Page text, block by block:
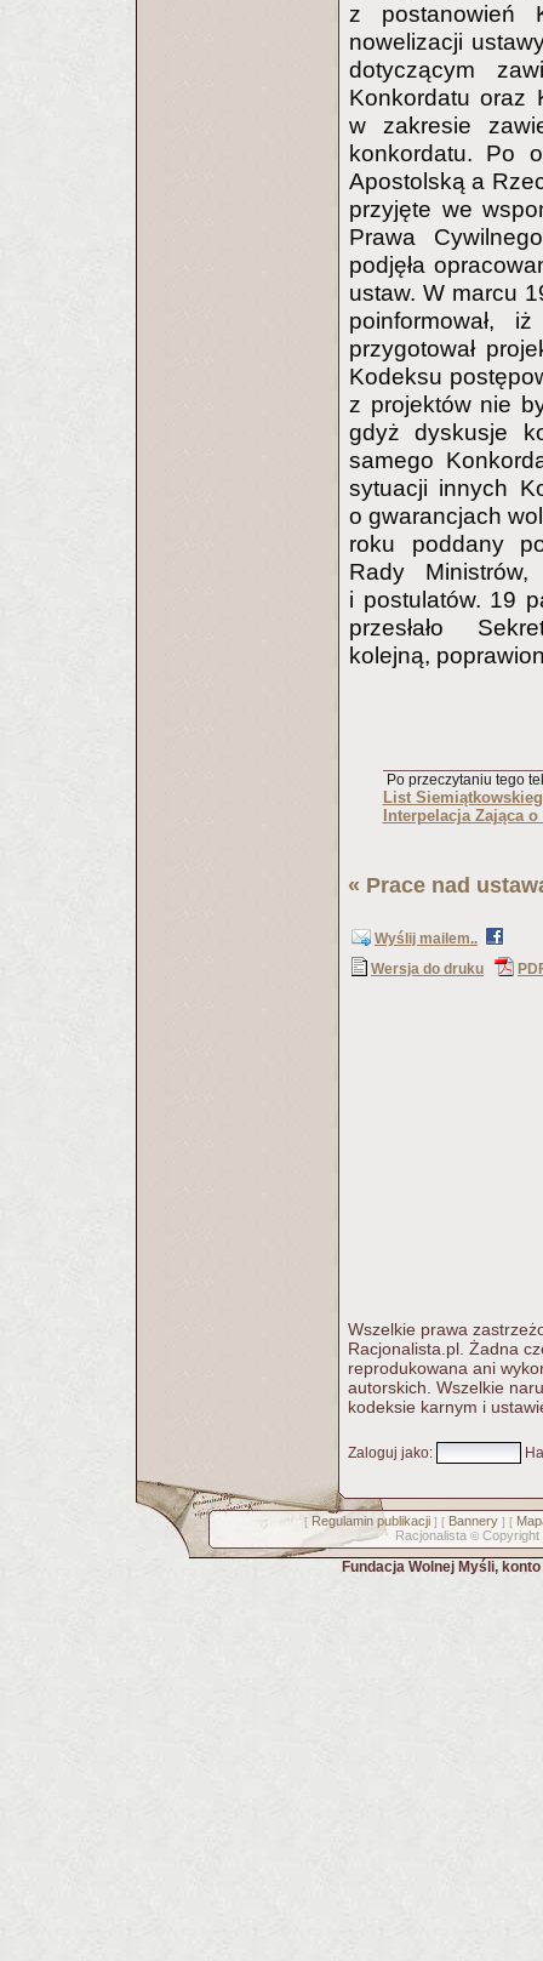
z postanowień
nowelizacji
dotyczącym
Konkordatu oraz
w zakresie
konkordatu. Po
Apostolską a
przyjęte we
Prawa
podjęła
ustaw. W marcu
poinformował,
przygotował
Kodeksu
z projektów nie
gdyż dyskusje
samego
sytuacji innych
o gwarancjach
roku poddany
Rady
i postulatów. 19
przesłało
kolejną,
Po przeczytaniu tego
List
Interpelacja Zająca
« Prace nad
Wyślij mailem..
Wersja do druku
Wszelkie prawa
Racjonalista.pl. Żadna
reprodukowana ani
autorskich. Wszelkie
kodeksie karnym i
Zaloguj jako:
[ Regulamin publikacji] [ Bannery] [
Racjonalista © Copyright
Fundacja Wolnej Myśli,